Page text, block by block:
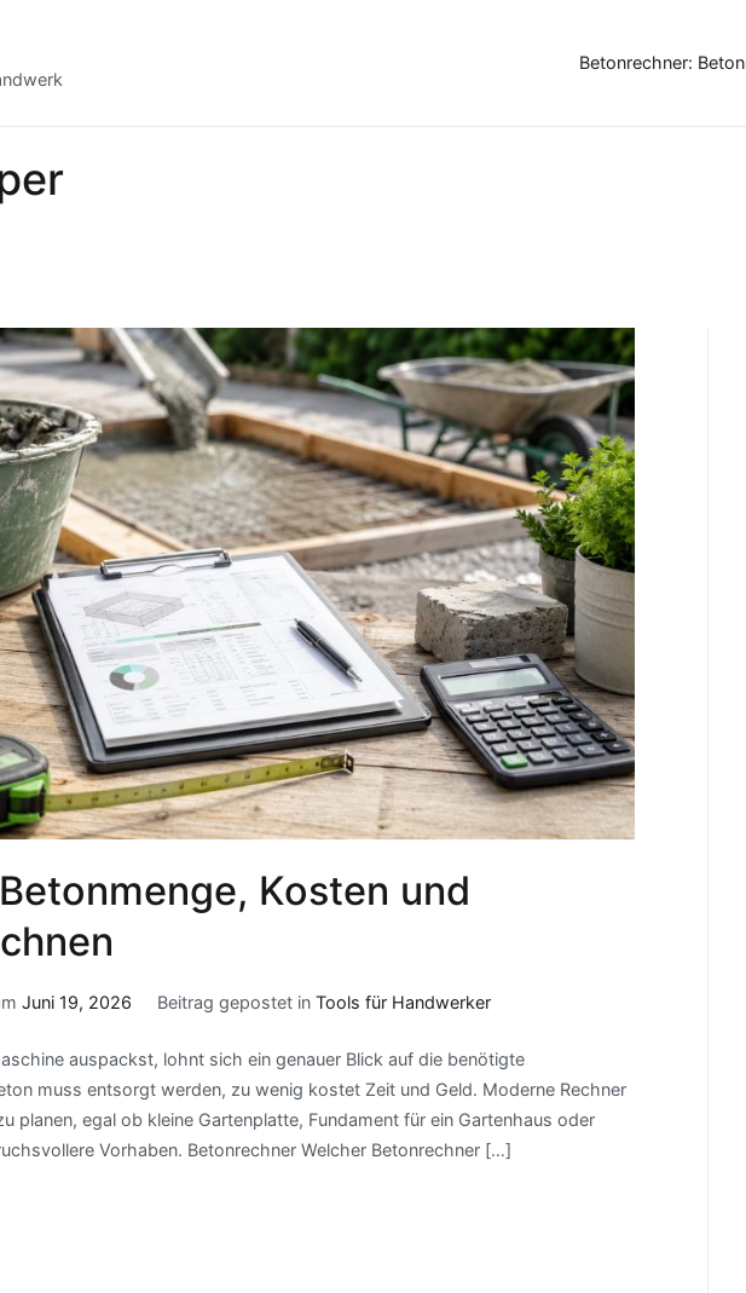
Betonrechner:
Kosten und
Juni 19, 2026 Beitrag gepostet inTools für Handwerker
auspackst, lohnt sich ein genauer Blick auf die benötigte
muss entsorgt werden, zu wenig kostet Zeit und Geld. Moderne Rechner
planen, egal ob kleine Gartenplatte, Fundament für ein Gartenhaus oder
Vorhaben. Betonrechner Welcher Betonrechner […]